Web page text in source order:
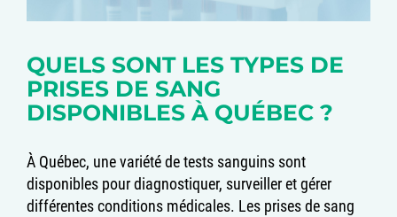
QUELS SONT LES TYPES DE
PRISES DE SANG
DISPONIBLES À QUÉBEC ?
À Québec, une variété de tests sanguins sont
disponibles pour diagnostiquer, surveiller et gérer
différentes conditions médicales. Les prises de sang